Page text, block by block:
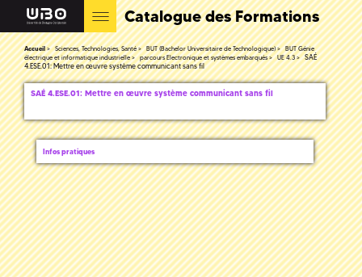
Catalogue des Formations
Accueil Sciences, Technologies, Santé BUT (Bachelor Universitaire de Technologique)
BUT Génie
électrique et informatique industrielle
parcours Electronique et systèmes embarqués UE 4.3
SAÉ
4.ESE.01: Mettre en œuvre système communicant sans fil
SAÉ 4.ESE.01: Mettre en œuvre système communicant sans fil
Infos pratiques